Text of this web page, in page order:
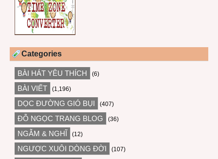
Categories
BÀI HÁT YÊU THÍCH (6)
BÀI VIẾT (1,196)
DỌC ĐƯỜNG GIÓ BỤI (407)
ĐỖ NGỌC TRANG BLOG (36)
NGẪM & NGHĨ (12)
NGƯỢC XUÔI DÒNG ĐỜI (107)